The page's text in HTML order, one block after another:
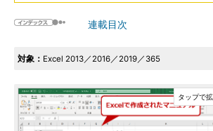
連載目次
対象： Excel 2013／2016／2019／365